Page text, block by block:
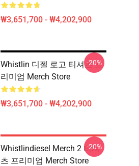
₩3,651,700 - ₩4,202,900
Whistlin 디젤 로고 티셔츠 프
리미엄 Merch Store
₩3,651,700 - ₩4,202,900
-20%
Whistlindiesel Merch 2 티셔
츠 프리미엄 Merch Store
-20%